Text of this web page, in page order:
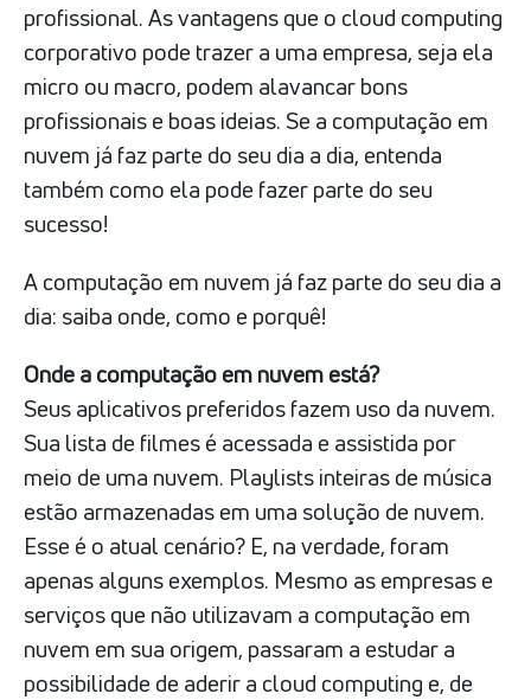
profissional. As vantagens que o cloud computing
corporativo pode trazer a uma empresa, seja ela
micro ou macro, podem alavancar bons
profissionais e boas ideias. Se a computação em
nuvem já faz parte do seu dia a dia, entenda
também como ela pode fazer parte do seu
sucesso!
A computação em nuvem já faz parte do seu dia a
dia: saiba onde, como e porquê!
Onde a computação em nuvem está?
Seus aplicativos preferidos fazem uso da nuvem.
Sua lista de filmes é acessada e assistida por
meio de uma nuvem. Playlists inteiras de música
estão armazenadas em uma solução de nuvem.
Esse é o atual cenário? E, na verdade, foram
apenas alguns exemplos. Mesmo as empresas e
serviços que não utilizavam a computação em
nuvem em sua origem, passaram a estudar a
possibilidade de aderir a cloud computing e, de